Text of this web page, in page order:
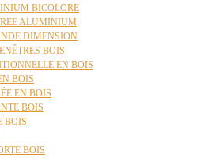
BICOLORE
ALUMINIUM
DIMENSION
BOIS
EN BOIS
BOIS
EN BOIS
BOIS
BOIS
BOIS